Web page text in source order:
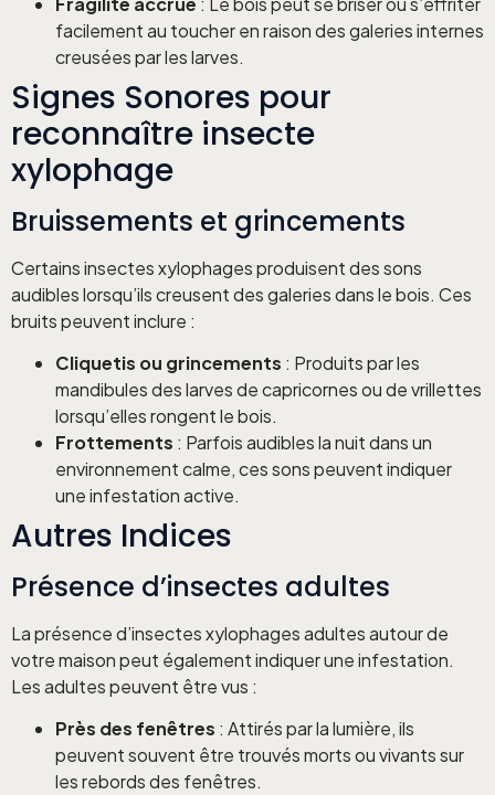
facilement au toucher en raison des galeries internes
creusées par les larves.
Signes Sonores pour
reconnaître insecte
xylophage
Bruissements et grincements
Certains insectes xylophages produisent des sons
audibles lorsqu’ils creusent des galeries dans le bois. Ces
bruits peuvent inclure :
Cliquetis ou grincements : Produits par les
mandibules des larves de capricornes ou de vrillettes
lorsqu’elles rongent le bois.
Frottements : Parfois audibles la nuit dans un
environnement calme, ces sons peuvent indiquer
une infestation active.
Autres Indices
Présence d’insectes adultes
La présence d’insectes xylophages adultes autour de
votre maison peut également indiquer une infestation.
Les adultes peuvent être vus :
Près des fenêtres : Attirés par la lumière, ils
peuvent souvent être trouvés morts ou vivants sur
les rebords des fenêtres.